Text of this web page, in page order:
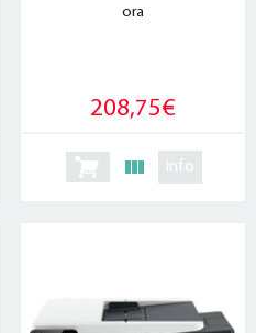
ora
208,75€
info